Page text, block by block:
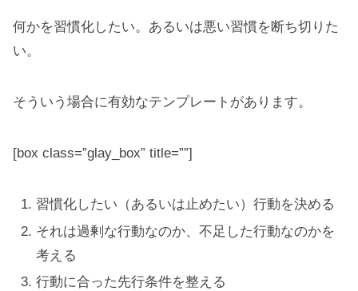
何かを習慣化したい。あるいは悪い習慣を断ち切りた
い。
そういう場合に有効なテンプレートがあります。
[box class=”glay_box” title=””]
習慣化したい（あるいは止めたい）行動を決める
それは過剰な行動なのか、不足した行動なのかを
考える
行動に合った先行条件を整える